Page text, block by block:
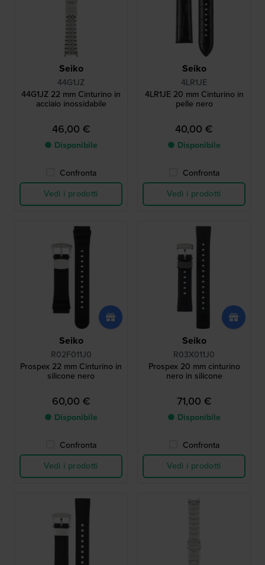
Seiko
44G1JZ
44G1JZ 22 mm Cinturino in
acciaio inossidabile
46,00 €
● Disponibile
Confronta
Vedi i prodotti
Seiko
4LR1JE
4LR1JE 20 mm Cinturino in
pelle nero
40,00 €
● Disponibile
Confronta
Vedi i prodotti
Seiko
R02F011J0
Prospex 22 mm Cinturino in
silicone nero
60,00 €
● Disponibile
Confronta
Vedi i prodotti
Seiko
R03X011J0
Prospex 20 mm cinturino
nero in silicone
71,00 €
● Disponibile
Confronta
Vedi i prodotti